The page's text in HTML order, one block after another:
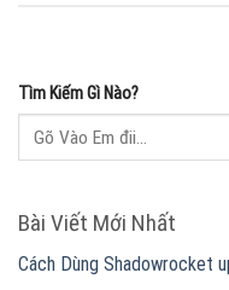
Tìm Kiếm Gì Nào?
Bài Viết Mới Nhất
Cách Dùng Shadowrocket